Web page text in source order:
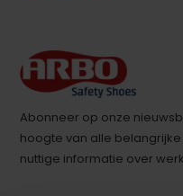
Abonneer op onze
hoogte van alle
nuttige informatie over